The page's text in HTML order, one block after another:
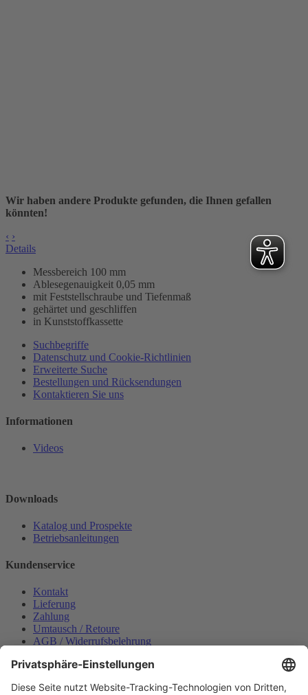
Wir haben andere Produkte gefunden, die Ihnen gefallen
könnten!
‹ ›
Details
Messbereich 100 mm
Ablesegenauigkeit 0,05 mm
mit Feststellschraube und Tiefenmaß
gehärtet und geschliffen
in Kunststoffkassette
Suchbegriffe
Datenschutz und Cookie-Richtlinien
Erweiterte Suche
Bestellungen und Rücksendungen
Kontaktieren Sie uns
Informationen
Videos
Downloads
Katalog und Prospekte
Betriebsanleitungen
Kundenservice
Kontakt
Lieferung
Zahlung
Umtausch / Retoure
AGB / Widerrufsbelehrung
Datenschutzerklärung
Bestellung widerrufen